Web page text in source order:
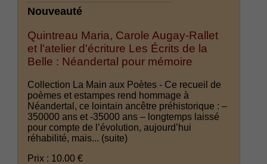
Nouveauté
Quintreau Maria, Carole Augay-Rallet
et l'atelier d'écriture Les Écrits de la
Belle : Néandertal pour mémoire
Collection La Main aux Poètes - Ce recueil de
poèmes et estampes rend hommage à
Néandertal, ce lointain ancêtre préhistorique : –
350000 ans et -35000 ans – longtemps laissé
pour compte de l’évolution, aujourd’hui
réhabilité, mais... (suite)
Prix : 10.00 €